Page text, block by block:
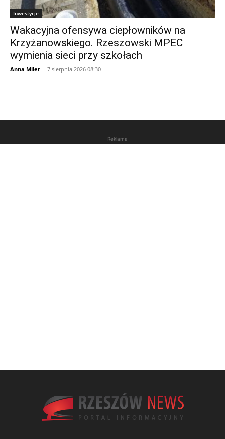
Inwestycje
Wakacyjna ofensywa ciepłowników na
Krzyżanowskiego. Rzeszowski MPEC
wymienia sieci przy szkołach
Anna Miler - 7 sierpnia 2026 08:30
Reklama